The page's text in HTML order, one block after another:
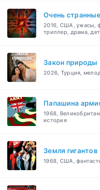
Очень
2016, США, ужасы,
триллер, драма,
Закон природы
2026, Турция,
Папашина
1968,
история
Земля гигантов
1968, США,